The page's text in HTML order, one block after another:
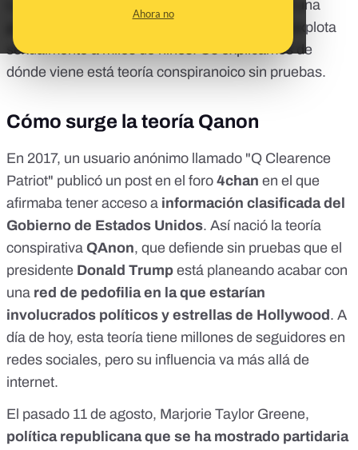
Ahora no
defiende que Trump está en una
guerra secreta contra una supuesta elite que explota
sexualmente a miles de niños. Os explicamos de
dónde viene está teoría conspiranoico sin pruebas.
Cómo surge la teoría Qanon
En 2017, un usuario anónimo llamado "Q Clearence
Patriot" publicó un post en el foro 4chan en el que
afirmaba tener acceso a información clasificada del
Gobierno de Estados Unidos. Así nació la teoría
conspirativa QAnon, que defiende sin pruebas que el
presidente Donald Trump está planeando acabar con
una red de pedofilia en la que estarían
involucrados políticos y estrellas de Hollywood . A
día de hoy, esta teoría tiene millones de seguidores en
redes sociales, pero su influencia va más allá de
internet.
El pasado 11 de agosto, Marjorie Taylor Greene,
política republicana que se ha mostrado partidaria